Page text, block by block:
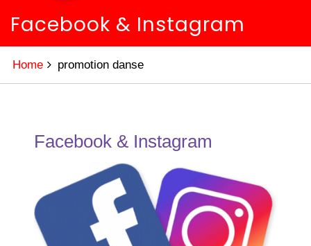
Facebook & Instagram
Home promotion danse
Facebook & Instagram